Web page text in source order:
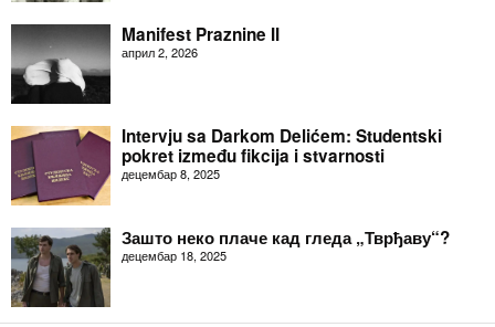
Manifest Praznine II
април 2, 2026
Intervju sa Darkom Delićem: Studentski
pokret između fikcija i stvarnosti
децембар 8, 2025
Зашто неко плаче кад гледа „Тврђаву“?
децембар 18, 2025